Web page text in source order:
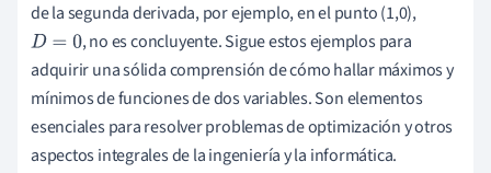
de la segunda derivada, por ejemplo, en el punto (1,0),
D= 0
, no es concluyente. Sigue estos ejemplos para
adquirir una sólida comprensión de cómo hallar máximos y
mínimos de funciones de dos variables. Son elementos
esenciales para resolver problemas de optimización y otros
aspectos integrales de la ingeniería y la informática.